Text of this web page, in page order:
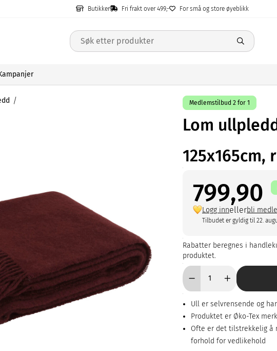
Butikker Fri frakt over 499,- For små og store øyeblikk
Medlemstilbud 2 for 1
Lom
125x165cm,
799,90
Logg innellerbli
Tilbudet er gyldig til 22.
Rabatter beregnes i
produktet.
Ull er selvrensende og
Produktet er Øko-Tex
Ofte er det tilstrekkelig å
forhold for vedlikehold